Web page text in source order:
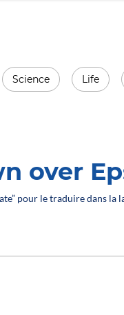
Science Life
over
pour le traduire dans la